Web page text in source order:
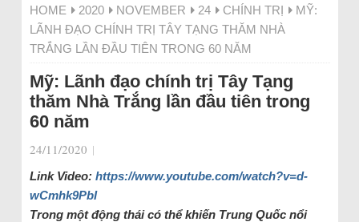
HOME 2020 NOVEMBER 24 CHÍNH TRỊ
MỸ:
LÃNH ĐẠO CHÍNH TRỊ TÂY TẠNG THĂM NHÀ
TRẮNG LẦN ĐẦU TIÊN TRONG 60 NĂM
Mỹ: Lãnh đạo chính trị Tây Tạng
thăm Nhà Trắng lần đầu tiên trong
60 năm
24/11/2020 |
Link Video: https://www.youtube.com/watch?v=d-
wCmhk9PbI
Trong một động thái có thể khiến Trung Quốc nổi